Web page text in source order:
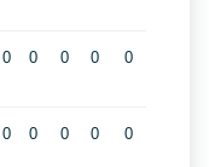
0 0 0 0 0
0 0 0 0 0